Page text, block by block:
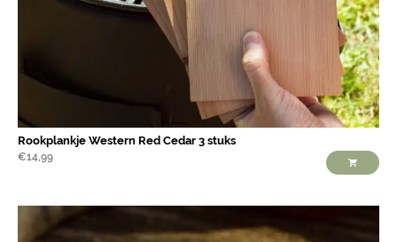
Rookplankje Western Red Cedar 3 stuks
€14,99